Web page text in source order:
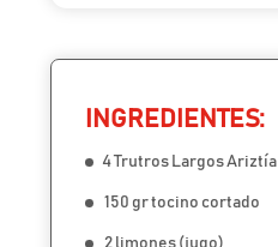
INGREDIENTES:
4 Trutros Largos Ariztía
150 gr tocino cortado
2 limones (jugo)